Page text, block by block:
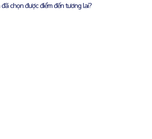
đã chọn được điểm đến tương lai?